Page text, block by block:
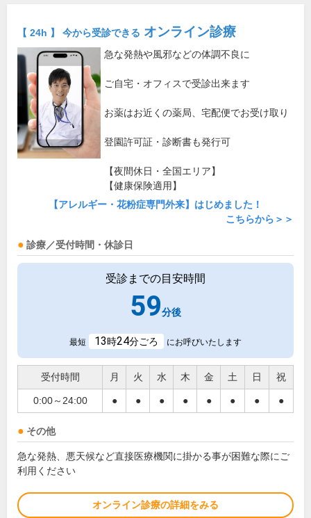
【 24h 】 今から受診できる オンライン診療
急な発熱や風邪などの体調不良に
ご自宅・オフィスで受診出来ます
お薬はお近くの薬局、宅配便でお受け取り
登園許可証・診断書も発行可
【夜間休日・全国エリア】
【健康保険適用】
【アレルギー・花粉症専門外来】はじめました！
こちらから＞＞
診療／受付時間・休診日
受診までの目安時間
59分後
最短 13時24分ごろ にお呼びいたします
受付時間 月 火 水 木 金 土 日 祝
0:00～24:00 ● ● ● ● ● ● ● ●
その他
急な発熱、悪天候など直接医療機関に掛かる事が困難な際にご
利用ください
オンライン診療の詳細をみる